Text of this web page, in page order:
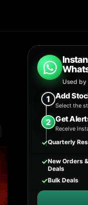
Used
1 Add
Select the
2 Get
Receive
✓Quarterly
✓New Orders
Deals
✓Bulk Deals